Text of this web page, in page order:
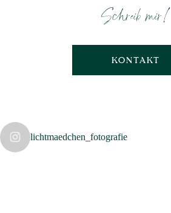
Schreib mir!
KONTAKT
lichtmaedchen_fotografie